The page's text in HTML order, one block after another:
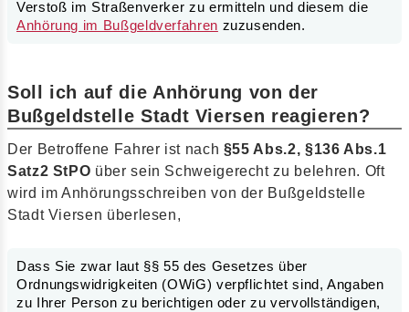
Verstoß im Straßenverker zu ermitteln und diesem die
Anhörung im Bußgeldverfahren zuzusenden.
Soll ich auf die Anhörung von der
Bußgeldstelle Stadt Viersen reagieren?
Der Betroffene Fahrer ist nach §55 Abs.2, §136 Abs.1
Satz2 StPO über sein Schweigerecht zu belehren. Oft
wird im Anhörungsschreiben von der Bußgeldstelle
Stadt Viersen überlesen,
Dass Sie zwar laut §§ 55 des Gesetzes über
Ordnungswidrigkeiten (OWiG) verpflichtet sind, Angaben
zu Ihrer Person zu berichtigen oder zu vervollständigen,